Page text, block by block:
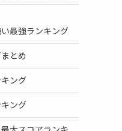
最強ランキング
とめ
ング
ング